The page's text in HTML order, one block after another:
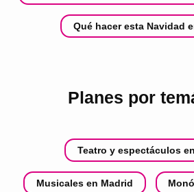
Qué hacer esta Navidad
Planes por
Teatro y espectáculos
Musicales en Madrid